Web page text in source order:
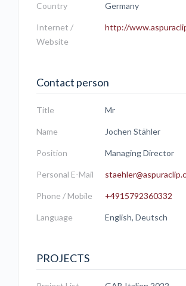
Country Germany
Internet /
Website
http://
Contact person
Title Mr
Name Jochen Stähler
Position Managing Director
Personal E-Mail
Phone / Mobile +4915792360332
Language English, Deutsch
PROJECTS